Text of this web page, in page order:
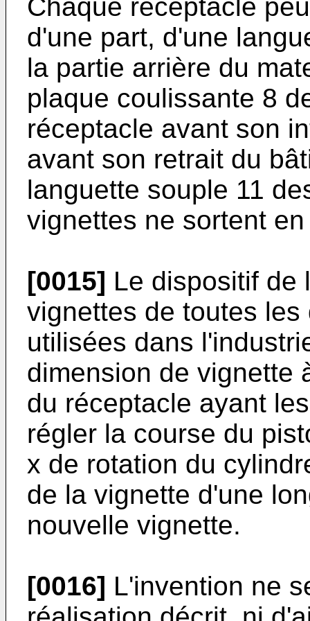
Chaque réceptacle
d'une part, d'une
la partie arrière du
plaque coulissante 8
réceptacle avant son
avant son retrait du
languette souple 11
vignettes ne sortent
[0015] Le dispositif de
vignettes de toutes
utilisées dans
dimension de vignette
du réceptacle ayant
régler la course du
x de rotation du
de la vignette d'une
nouvelle vignette.
[0016] L'invention ne